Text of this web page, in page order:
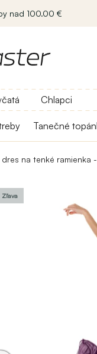
nad 100.00 €
Chlapci
Tanečné
na tenké ramienka
Zľava